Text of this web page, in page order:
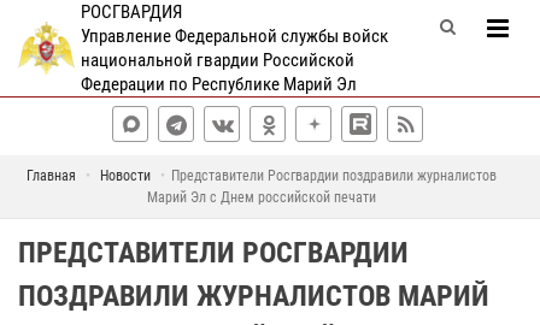
РОСГВАРДИЯ
Управление Федеральной службы войск
национальной гвардии Российской
Федерации по Республике Марий Эл
Главная Новости
Представители Росгвардии поздравили журналистов
Марий Эл с Днем российской печати
ПРЕДСТАВИТЕЛИ РОСГВАРДИИ
ПОЗДРАВИЛИ ЖУРНАЛИСТОВ МАРИЙ